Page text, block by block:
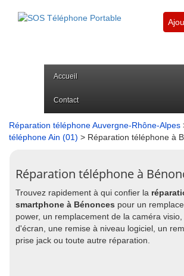
Accueil
Contact
Réparation téléphone Auvergne-Rhône-Alpes
téléphone Ain (01) > Réparation téléphone à
Réparation téléphone à
Trouvez rapidement à qui confier la
smartphone à Bénonces pour un
power, un remplacement de la caméra
d'écran, une remise à niveau logiciel, un
prise jack ou toute autre réparation.